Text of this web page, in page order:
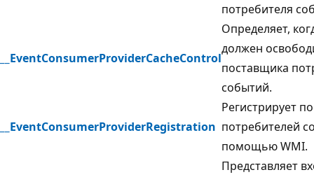
потребителя
__EventConsumerProviderCacheControl
Определяет,
должен
поставщика
событий.
__EventConsumerProviderRegistration
Регистрирует
потребителей
помощью WMI.
Представляет